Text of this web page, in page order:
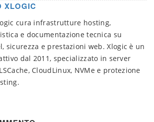
XLOGIC
cura infrastrutture hosting,
e documentazione tecnica su
sicurezza e prestazioni web. Xlogic è un
dal 2011, specializzato in server
CloudLinux, NVMe e protezione